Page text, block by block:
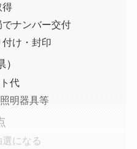
得
ナンバー交付
け・封印
代
明器具等
になる